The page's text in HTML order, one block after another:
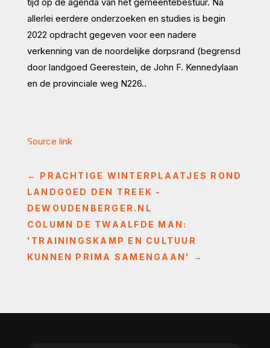
allerlei eerdere onderzoeken en studies is begin
2022 opdracht gegeven voor een nadere
verkenning van de noordelijke dorpsrand (begrensd
door landgoed Geerestein, de John F. Kennedylaan
en de provinciale weg N226..
Source link
← PRACHTIGE WINTERPLAATJES ROND
LANDGOED DEN TREEK -
DEWOUDENBERGER.NL
COLUMN DE TWAALFDE MAN:
'TRAININGSKAMP EN CULTUUR
KUNNEN PRIMA SAMENGAAN'
→